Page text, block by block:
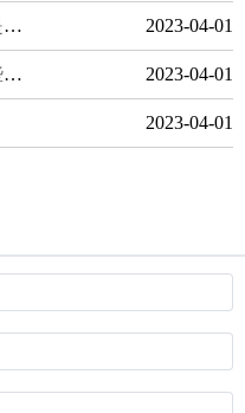
新加坡加拿大国际学校申请条件是什么？ 2023-04-01
新加坡加拿大国际学校开设有哪些课程？ 2023-04-01
2023-04-01